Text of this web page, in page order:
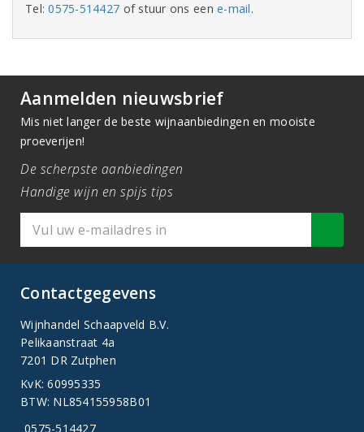
Tel:0575-514427 of stuur ons eene-mail.
Aanmelden nieuwsbrief
Mis niet langer de beste wijnaanbiedingen en mooiste
proeverijen!
De scherpste aanbiedingen
Handige wijn en spijs tips
Contactgegevens
Wijnhandel Schaapveld B.V.
Pelikaanstraat 4a
7201 DR Zutphen
KvK: 60995335
BTW: NL854155958B01
0575-514427